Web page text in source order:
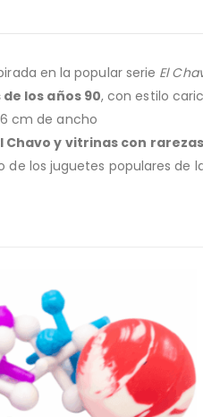
en la popular serie El
los años 90, con estilo
cm de ancho
y vitrinas con
los juguetes populares de